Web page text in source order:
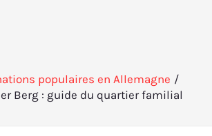
populaires en Allemagne
Berg : guide du quartier familial